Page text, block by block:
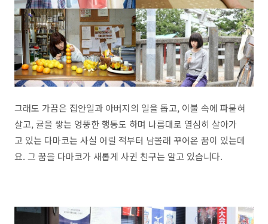
그래도 가끔은 집안일과 아버지의 일을 돕고, 이불 속에 파묻혀
살고, 귤을 쌓는 엉뚱한 행동도 하며 나름대로 열심히 살아가
고 있는 다마코는 사실 어릴 적부터 남몰래 꾸어온 꿈이 있는데
요. 그 꿈을 다마코가 새롭게 사귄 친구는 알고 있습니다.